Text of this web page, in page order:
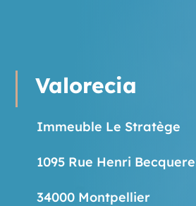
Valorecia
Immeuble Le Stratège
1095 Rue Henri
34000 Montpellier